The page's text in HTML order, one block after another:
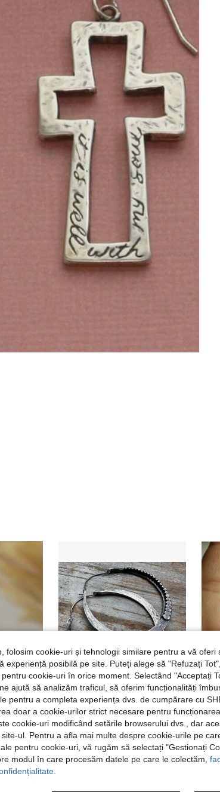
în Aliaj de zinc Cercei femei atârnă 23,52Lei
4
folosim cookie-uri și tehnologii similare pentru a vă oferi
experiență posibilă pe site. Puteți alege să "Refuzați
cookie-uri în orice moment. Selectând "Acceptați
ajută să analizăm traficul, să oferim funcționalități
pentru a completa experiența dvs. de cumpărare cu
doar a cookie-urilor strict necesare pentru
cookie-uri modificând setările browserului dvs., dar
ul. Pentru a afla mai multe despre cookie-urile pe
pentru cookie-uri, vă rugăm să selectați "Gestionați
modul în care procesăm datele pe care le colectăm,